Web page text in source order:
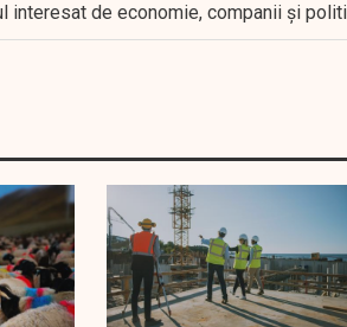
interesat de economie, companii și